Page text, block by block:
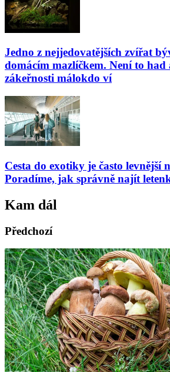
Jedno z nejjedovatějších zvířat
domácím mazlíčkem. Není to had
zákeřnosti málokdo ví
Cesta do exotiky je často levnější
Poradíme, jak správně najít
Kam dál
Předchozí